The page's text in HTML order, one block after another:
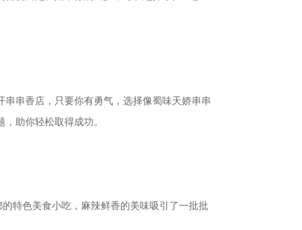
串香店，只要你有勇气，选择像蜀味天娇串串
助你轻松取得成功。
特色美食小吃，麻辣鲜香的美味吸引了一批批